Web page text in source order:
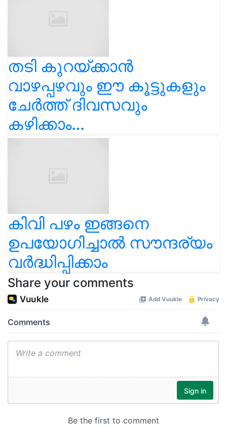
തടി കുറയ്ക്കാൻ
വാഴപ്പഴവും ഈ കൂട്ടുകളും
ചേർത്ത് ദിവസവും
കഴിക്കാം…
കിവി പഴം ഇങ്ങനെ
ഉപയോഗിച്ചാൽ സൗന്ദര്യം
വർദ്ധിപ്പിക്കാം
Share your comments